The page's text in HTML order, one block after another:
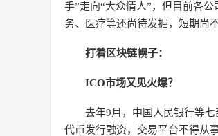
手”走向“大众情人”，但目前各
务、医疗等还尚待发掘，短期尚
打着区块链幌子：
ICO市场又见火爆？
去年9月，中国人民银行等
代币发行融资，交易平台不得从